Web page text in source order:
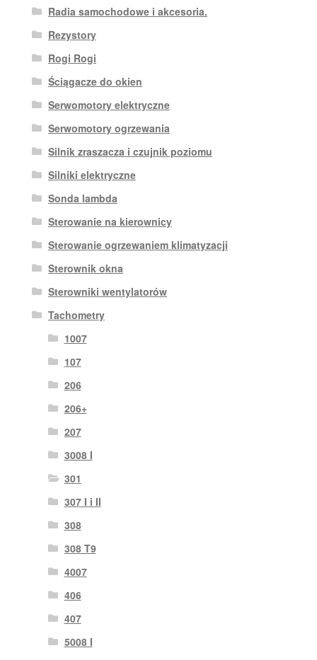
Radia samochodowe i akcesoria.
Rezystory
Rogi Rogi
Ściągacze do okien
Serwomotory elektryczne
Serwomotory ogrzewania
Silnik zraszacza i czujnik poziomu
Silniki elektryczne
Sonda lambda
Sterowanie na kierownicy
Sterowanie ogrzewaniem klimatyzacji
Sterownik okna
Sterowniki wentylatorów
Tachometry
1007
107
206
206+
207
3008 I
301
307 I i II
308
308 T9
4007
406
407
5008 I